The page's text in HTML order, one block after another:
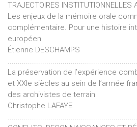
TRAJECTOIRES INSTITUTIONNELLES
Les enjeux de la mémoire orale
complémentaire. Pour une histoire
européen
Étienne DESCHAMPS
La préservation de l’expérience
et XXIe siècles au sein de l’armée
des archivistes de terrain
Christophe LAFAYE